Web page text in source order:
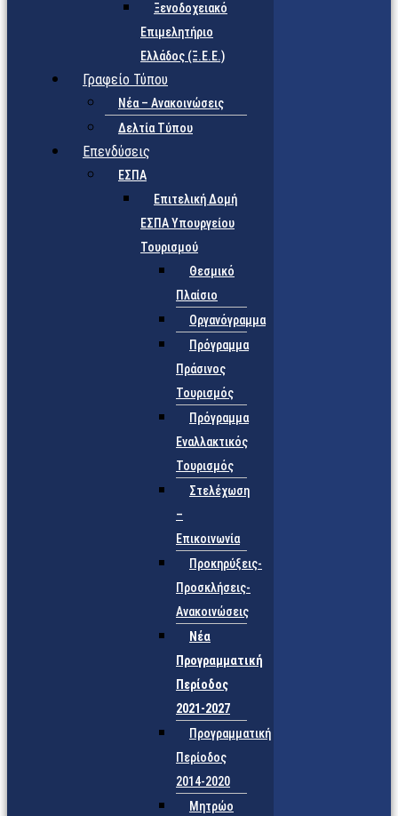
Ξενοδοχειακό
Επιμελητήριο
Ελλάδος (Ξ.Ε.Ε.)
Γραφείο Τύπου
Νέα – Ανακοινώσεις
Δελτία Τύπου
Επενδύσεις
ΕΣΠΑ
Επιτελική Δομή
ΕΣΠΑ Υπουργείου
Τουρισμού
Θεσμικό
Πλαίσιο
Οργανόγραμμα
Πρόγραμμα
Πράσινος
Τουρισμός
Πρόγραμμα
Εναλλακτικός
Τουρισμός
Στελέχωση
–
Επικοινωνία
Προκηρύξεις-
Προσκλήσεις-
Ανακοινώσεις
Νέα
Προγραμματική
Περίοδος
2021-2027
Προγραμματική
Περίοδος
2014-2020
Μητρώο